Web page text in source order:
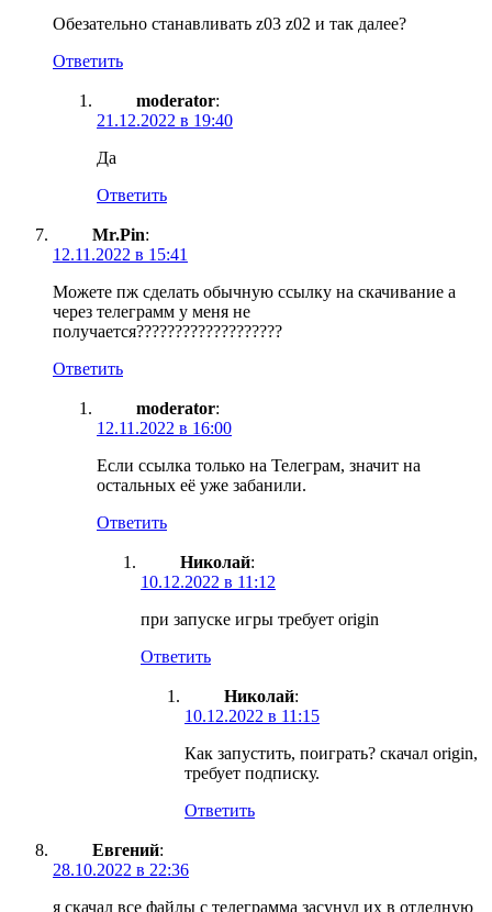
Обезательно станавливать z03 z02 и так далее?
Ответить
moderator:
21.12.2022 в 19:40
Да
Ответить
Mr.Pin:
12.11.2022 в 15:41
Можете пж сделать обычную ссылку на скачивание а
через телеграмм у меня не
получается???????????????????
Ответить
moderator:
12.11.2022 в 16:00
Если ссылка только на Телеграм, значит на
остальных её уже забанили.
Ответить
Николай:
10.12.2022 в 11:12
при запуске игры требует origin
Ответить
Николай:
10.12.2022 в 11:15
Как запустить, поиграть? скачал origin,
требует подписку.
Ответить
Евгений:
28.10.2022 в 22:36
я скачал все файлы с телеграмма засунул их в отделную